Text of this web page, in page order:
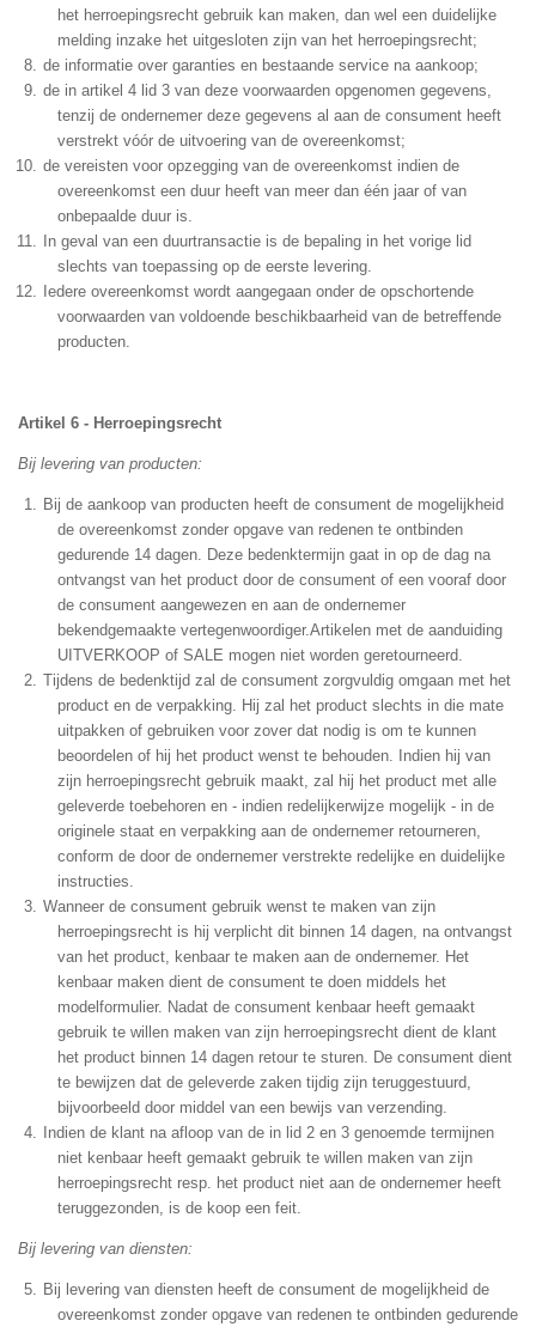
het herroepingsrecht gebruik kan maken, dan wel een duidelijke
melding inzake het uitgesloten zijn van het herroepingsrecht;
de informatie over garanties en bestaande service na aankoop;
de in artikel 4 lid 3 van deze voorwaarden opgenomen gegevens,
tenzij de ondernemer deze gegevens al aan de consument heeft
verstrekt vóór de uitvoering van de overeenkomst;
de vereisten voor opzegging van de overeenkomst indien de
overeenkomst een duur heeft van meer dan één jaar of van
onbepaalde duur is.
In geval van een duurtransactie is de bepaling in het vorige lid
slechts van toepassing op de eerste levering.
Iedere overeenkomst wordt aangegaan onder de opschortende
voorwaarden van voldoende beschikbaarheid van de betreffende
producten.
Artikel 6 - Herroepingsrecht
Bij levering van producten:
Bij de aankoop van producten heeft de consument de mogelijkheid
de overeenkomst zonder opgave van redenen te ontbinden
gedurende 14 dagen. Deze bedenktermijn gaat in op de dag na
ontvangst van het product door de consument of een vooraf door
de consument aangewezen en aan de ondernemer
bekendgemaakte vertegenwoordiger.Artikelen met de aanduiding
UITVERKOOP of SALE mogen niet worden geretourneerd.
Tijdens de bedenktijd zal de consument zorgvuldig omgaan met het
product en de verpakking. Hij zal het product slechts in die mate
uitpakken of gebruiken voor zover dat nodig is om te kunnen
beoordelen of hij het product wenst te behouden. Indien hij van
zijn herroepingsrecht gebruik maakt, zal hij het product met alle
geleverde toebehoren en - indien redelijkerwijze mogelijk - in de
originele staat en verpakking aan de ondernemer retourneren,
conform de door de ondernemer verstrekte redelijke en duidelijke
instructies.
Wanneer de consument gebruik wenst te maken van zijn
herroepingsrecht is hij verplicht dit binnen 14 dagen, na ontvangst
van het product, kenbaar te maken aan de ondernemer. Het
kenbaar maken dient de consument te doen middels het
modelformulier. Nadat de consument kenbaar heeft gemaakt
gebruik te willen maken van zijn herroepingsrecht dient de klant
het product binnen 14 dagen retour te sturen. De consument dient
te bewijzen dat de geleverde zaken tijdig zijn teruggestuurd,
bijvoorbeeld door middel van een bewijs van verzending.
Indien de klant na afloop van de in lid 2 en 3 genoemde termijnen
niet kenbaar heeft gemaakt gebruik te willen maken van zijn
herroepingsrecht resp. het product niet aan de ondernemer heeft
teruggezonden, is de koop een feit.
Bij levering van diensten:
Bij levering van diensten heeft de consument de mogelijkheid de
overeenkomst zonder opgave van redenen te ontbinden gedurende